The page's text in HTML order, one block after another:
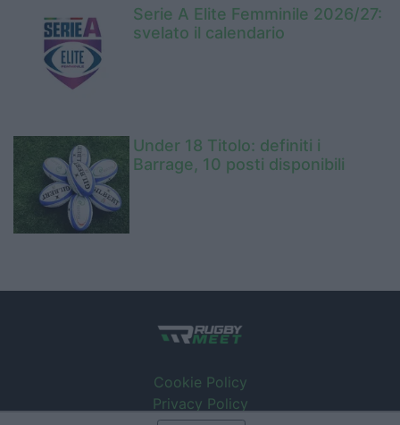
Serie A Elite Femminile 2026/27:
svelato il calendario
Under 18 Titolo: definiti i
Barrage, 10 posti disponibili
Cookie Policy
Privacy Policy